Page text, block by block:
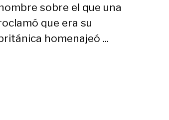
sobre el que una
que era su
homenajeó ...